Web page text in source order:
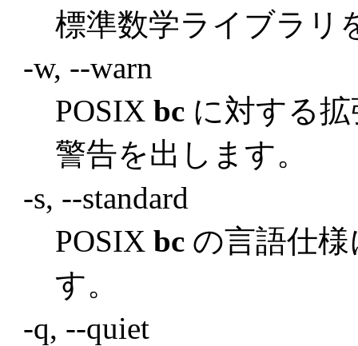
標準数学ライブラリ
-w, --warn
POSIXbc に対する
警告を出します。
-s, --standard
POSIXbc の言語仕
す。
-q, --quiet